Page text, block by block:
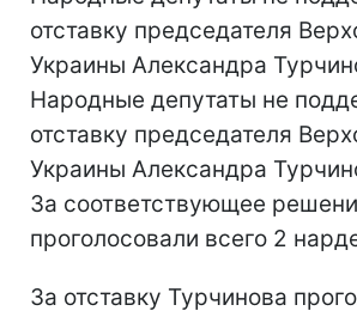
отставку председателя
Украины Александра
Народные депутаты не
отставку председателя
Украины Александра
За соответствующее
проголосовали всего 2
За отставку Турчинова